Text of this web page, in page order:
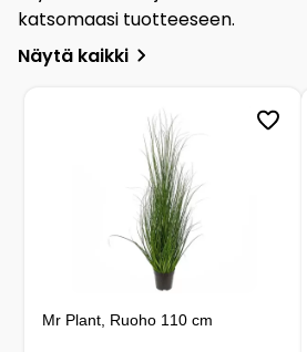
katsomaasi tuotteeseen.
Näytä kaikki
Mr Plant, Ruoho 110 cm